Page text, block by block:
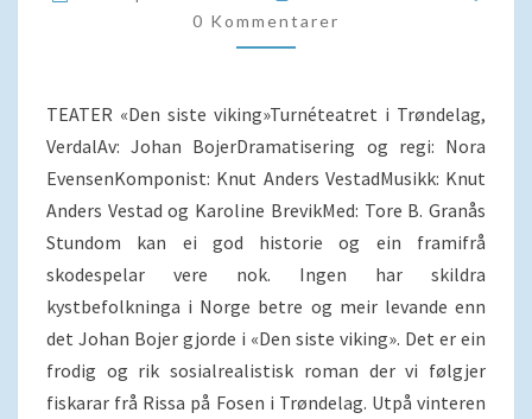
0 Kommentarer
TEATER «Den siste viking»Turnéteatret i Trøndelag,
VerdalAv: Johan BojerDramatisering og regi: Nora
EvensenKomponist: Knut Anders VestadMusikk: Knut
Anders Vestad og Karoline BrevikMed: Tore B. Granås
Stundom kan ei god historie og ein framifrå
skodespelar vere nok. Ingen har skildra
kystbefolkninga i Norge betre og meir levande enn
det Johan Bojer gjorde i «Den siste viking». Det er ein
frodig og rik sosialrealistisk roman der vi følgjer
fiskarar frå Rissa på Fosen i Trøndelag. Utpå vinteren